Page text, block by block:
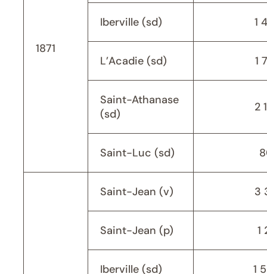
1871
Iberville (sd) 1
L’Acadie (sd) 1
Saint-Athanase
(sd)
2
Saint-Luc (sd)
Saint-Jean (v) 3
Saint-Jean (p) 1
Iberville (sd) 1